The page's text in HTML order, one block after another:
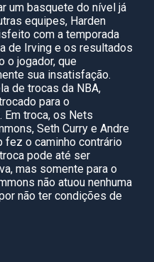
um basquete do nível já
equipes, Harden
com a temporada
de Irving e os resultados
o jogador, que
sua insatisfação.
de trocas da NBA,
para o
Em troca, os Nets
Seth Curry e Andre
fez o caminho contrário
pode até ser
mas somente para o
não atuou nenhuma
não ter condições de